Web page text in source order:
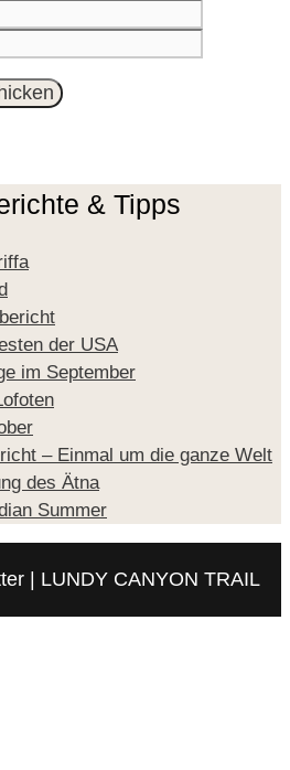
& Tipps
der USA
im September
– Einmal um die ganze Welt
des Ätna
Summer
| LUNDY CANYON TRAIL